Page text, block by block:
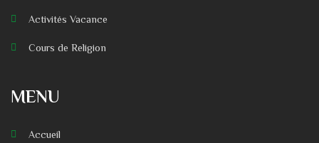
Activités Vacance
Cours de Religion
MENU
Accueil